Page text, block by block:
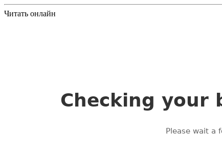
Читать онлайн